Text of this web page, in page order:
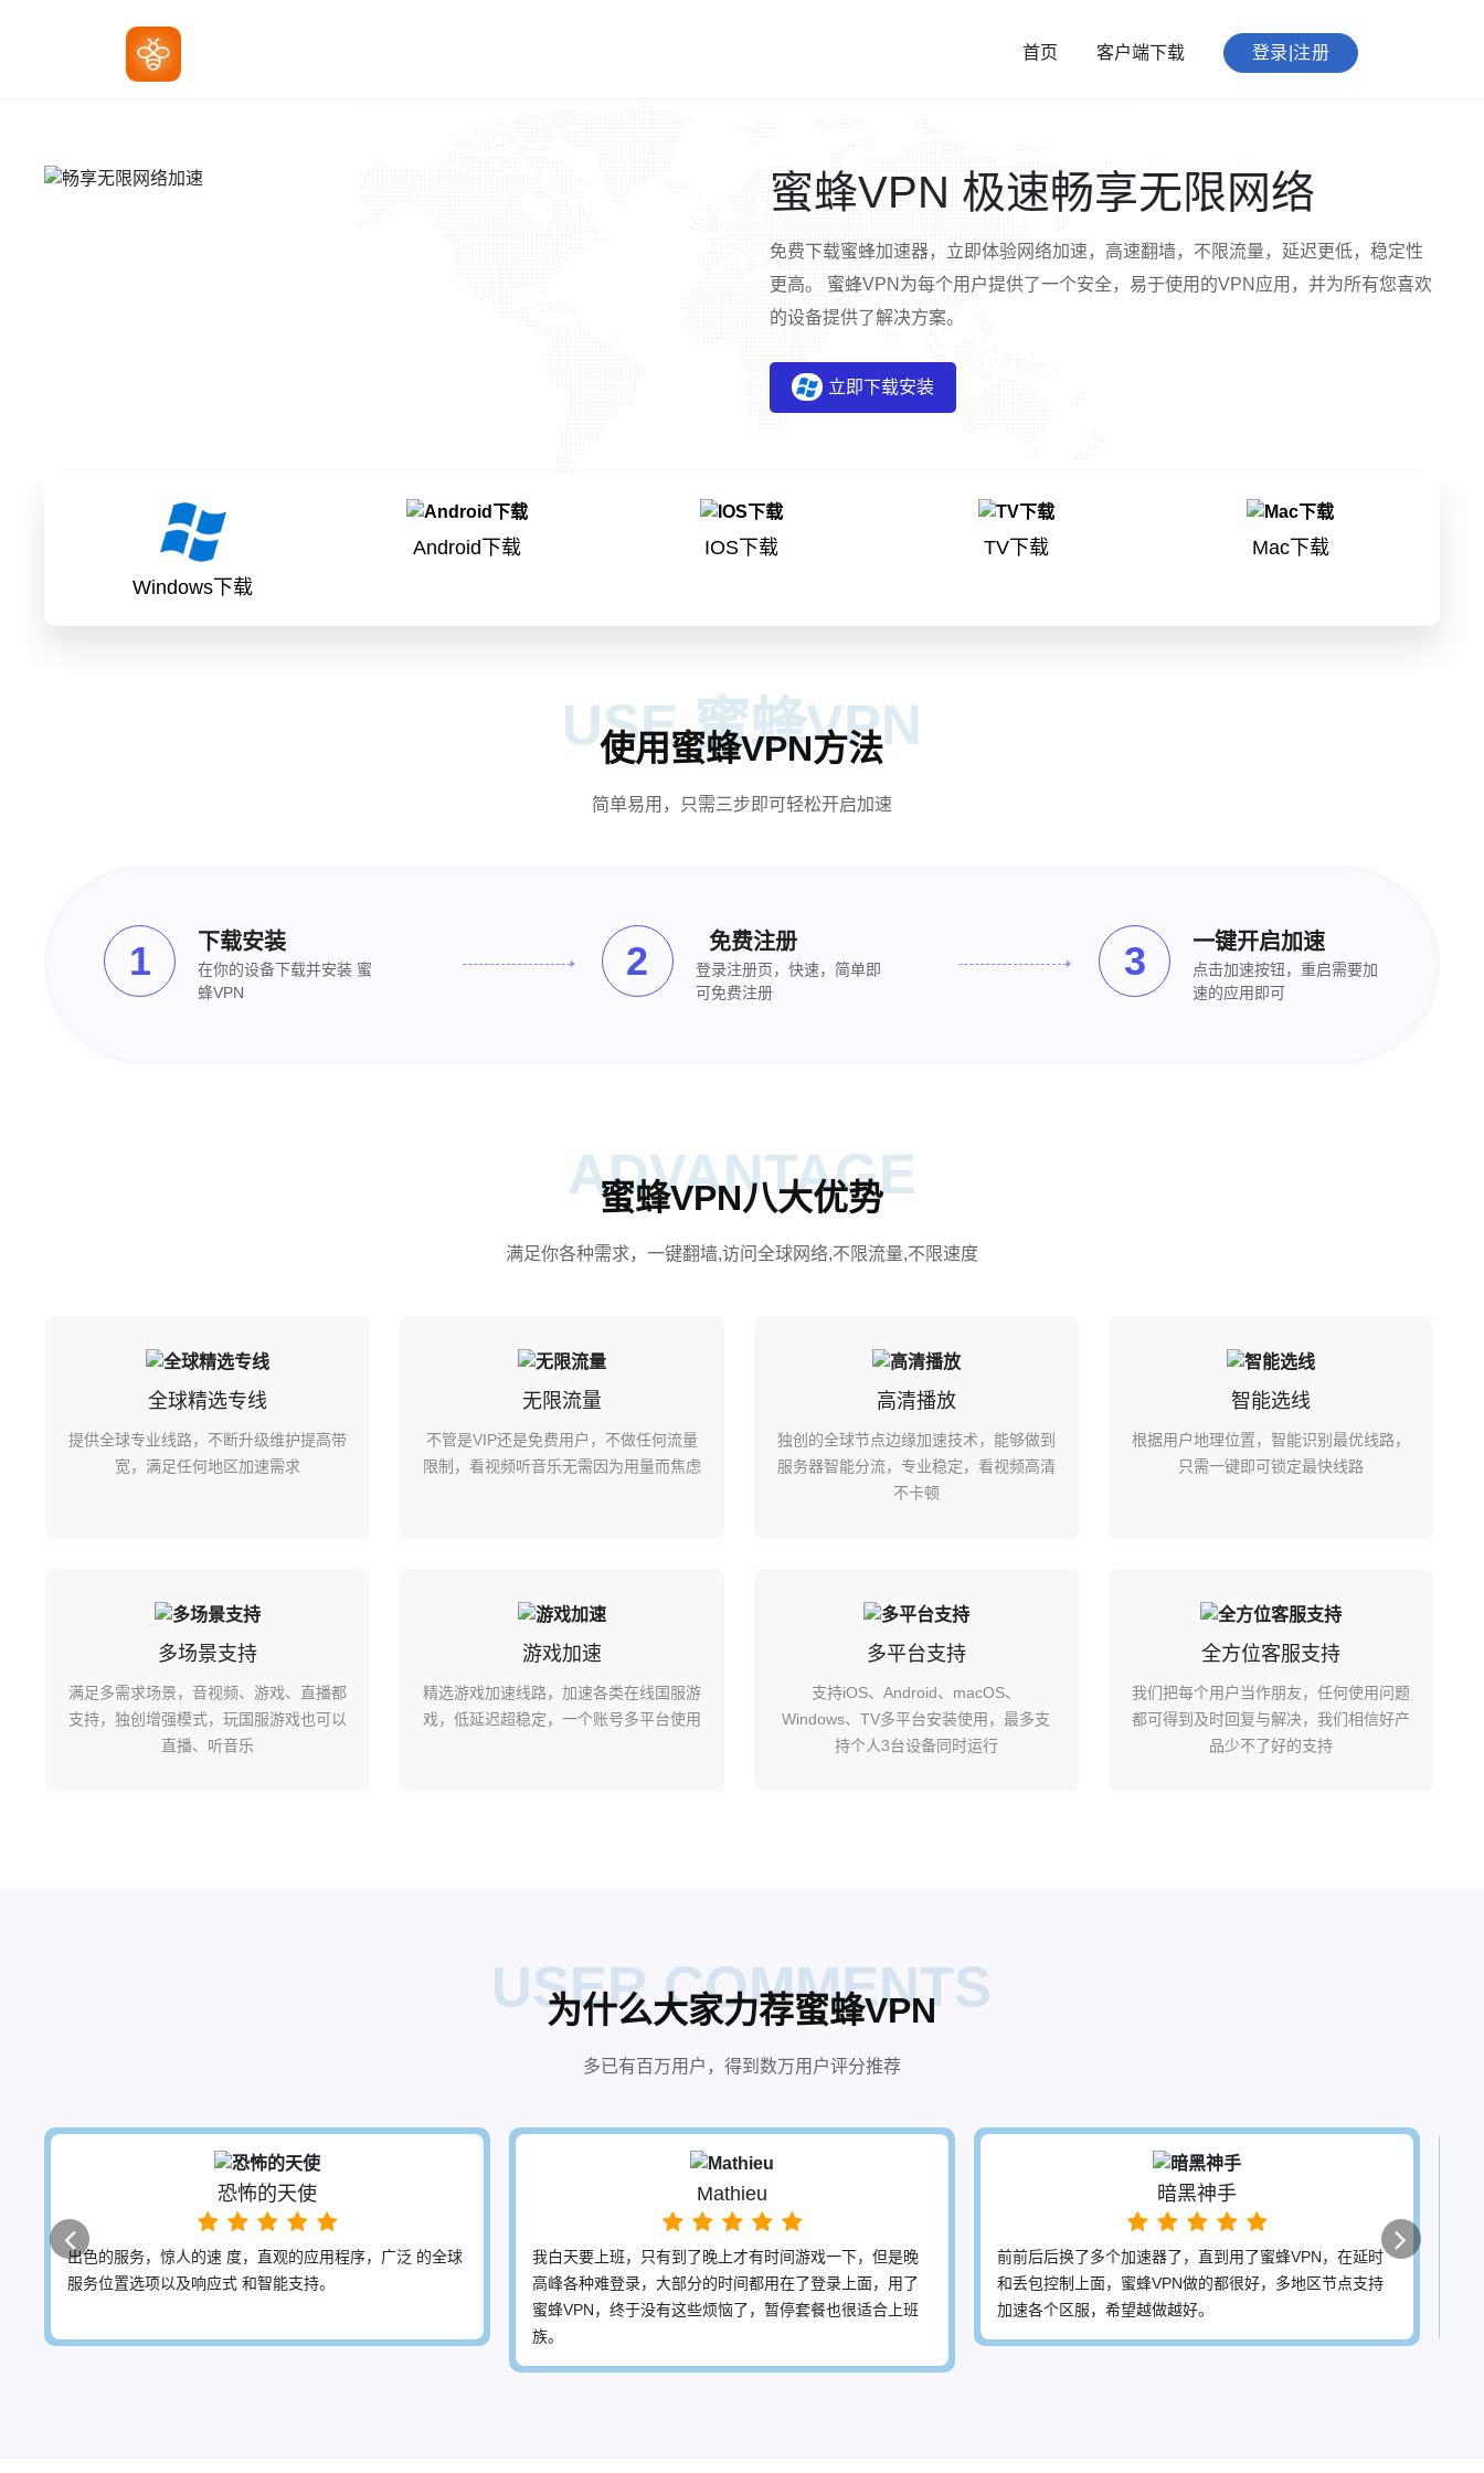
首页 客户端下载 登录|注册
蜜蜂VPN 极速畅享无限网络
免费下载蜜蜂加速器，立即体验网络加速，高速翻墙，不限流量，延迟更低，稳定性
更高。 蜜蜂VPN为每个用户提供了一个安全，易于使用的VPN应用，并为所有您喜欢
的设备提供了解决方案。
立即下载安装
Windows下载
Android下载 IOS下载 TV下载 Mac下载
USE 蜜蜂VPN
使用蜜蜂VPN方法
简单易用，只需三步即可轻松开启加速
1 下载安装
在你的设备下载并安装 蜜
蜂VPN
2 免费注册
登录注册页，快速，简单即
可免费注册
3 一键开启加速
点击加速按钮，重启需要加
速的应用即可
ADVANTAGE
蜜蜂VPN八大优势
满足你各种需求，一键翻墙,访问全球网络,不限流量,不限速度
全球精选专线
提供全球专业线路，不断升级维护提高带
宽，满足任何地区加速需求
无限流量
不管是VIP还是免费用户，不做任何流量
限制，看视频听音乐无需因为用量而焦虑
高清播放
独创的全球节点边缘加速技术，能够做到
服务器智能分流，专业稳定，看视频高清
不卡顿
智能选线
根据用户地理位置，智能识别最优线路，
只需一键即可锁定最快线路
多场景支持
满足多需求场景，音视频、游戏、直播都
支持，独创增强模式，玩国服游戏也可以
直播、听音乐
游戏加速
精选游戏加速线路，加速各类在线国服游
戏，低延迟超稳定，一个账号多平台使用
多平台支持
支持iOS、Android、macOS、
Windows、TV多平台安装使用，最多支
持个人3台设备同时运行
全方位客服支持
我们把每个用户当作朋友，任何使用问题
都可得到及时回复与解决，我们相信好产
品少不了好的支持
USER COMMENTS
为什么大家力荐蜜蜂VPN
多已有百万用户，得到数万用户评分推荐
Mathieu
我白天要上班，只有到了晚上才有时间游戏一下，但是晚
高峰各种难登录，大部分的时间都用在了登录上面，用了
族。
暗黑神手
前前后后换了多个加速器了，直到用了蜜蜂VPN，在延时
和丢包控制上面，蜜蜂VPN做的都很好，多地区节点支持
加速各个区服，希望越做越好。
Cheryl Chen
蜜蜂VPN最好的就是全平台通用，目前用在好几个设备
上，都可以稳定使用，做的真棒！电脑用起来一点都不
卡，苹果手机也不错，尤其是直播功能，很稳定。